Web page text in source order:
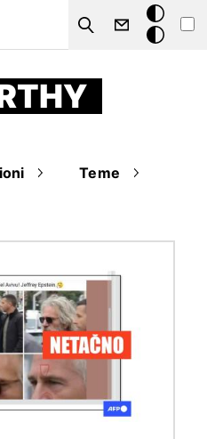
Search
Tamna
pozadina
Teme